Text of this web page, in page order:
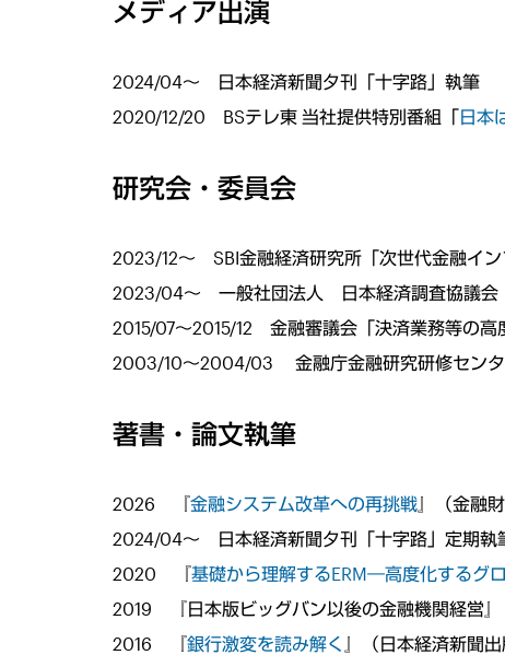
メディア出演
2024/04～ 日本経済新聞夕刊「十字路」執筆
2020/12/20 BSテレ東 当社提供特別番組「日本
研究会・委員会
2023/12～ SBI金融経済研究所「次世代金融イ
2023/04～ 一般社団法人 日本経済調査協議会
2015/07～2015/12 金融審議会「決済業務等の高
2003/10～2004/03 金融庁金融研究研修センタ
著書・論文執筆
2026 『金融システム改革への再挑戦』（金融
2024/04～ 日本経済新聞夕刊「十字路」定期執
2020 『基礎から理解するERM―高度化するグ
2019 『日本版ビッグバン以後の金融機関経営
2016 『銀行激変を読み解く 』（日本経済新聞出